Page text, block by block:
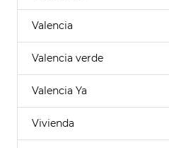
Valencia
Valencia verde
Valencia Ya
Vivienda